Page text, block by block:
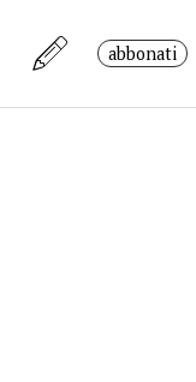
abbonati